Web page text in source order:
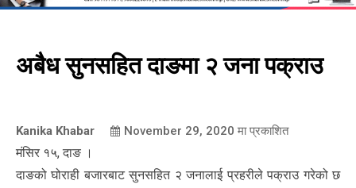
अबैध सुनसहित दाङमा २ जना पक्राउ
Kanika Khabar November 29, 2020 मा प्रकाशित
मंसिर १५, दाङ ।
दाङको घोराही बजारबाट सुनसहित २ जनालाई प्रहरीले पक्राउ गरेको छ